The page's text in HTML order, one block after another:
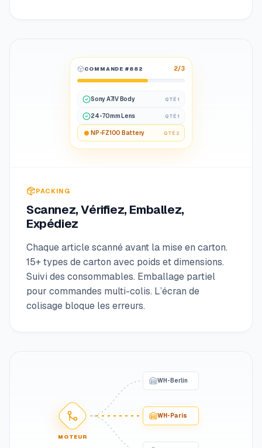
COMMANDE #882
2/3
Sony A7IV Body QTÉ 1
24-70mm Lens QTÉ 1
NP-FZ100 Battery QTÉ 2
PACKING
Scannez, Vérifiez, Emballez,
Expédiez
Chaque article scanné avant la mise en carton.
15+ types de carton avec poids et dimensions.
Suivi des consommables. Emballage partiel
pour commandes multi-colis. L’écran de
colisage bloque les erreurs.
MOTEUR
WH-Berlin
WH-Paris